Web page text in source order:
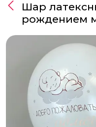
Шар
рождением